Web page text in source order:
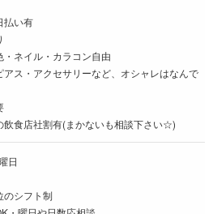
払い有
・ネイル・カラコン自由
アス・アクセサリーなど、オシャレはなんで
飲食店社割有(まかないも相談下さい☆)
日
シフト制